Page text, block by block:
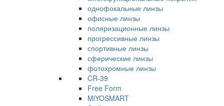
однофокальные линзы
офисные линзы
поляризационные линзы
прогрессивные линзы
спортивные линзы
сферические линзы
фотохромные линзы
CR-39
Free Form
MiYOSMART